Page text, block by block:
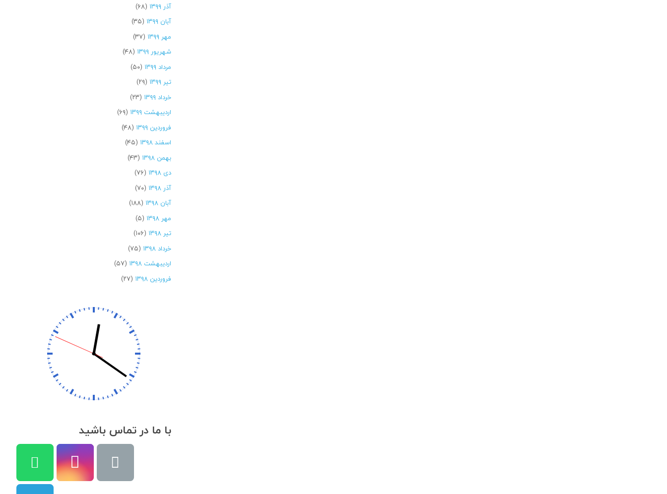
آذر ۱۳۹۹
(۶۸)
آبان ۱۳۹۹
(۳۵)
مهر ۱۳۹۹
(۳۷)
شهریور ۱۳۹۹
(۴۸)
مرداد ۱۳۹۹
(۵۰)
تیر ۱۳۹۹
(۲۹)
خرداد ۱۳۹۹
(۲۳)
اردیبهشت ۱۳۹۹
(۶۹)
فروردین ۱۳۹۹
(۴۸)
اسفند ۱۳۹۸
(۴۵)
بهمن ۱۳۹۸
(۴۳)
دی ۱۳۹۸
(۷۶)
آذر ۱۳۹۸
(۷۰)
آبان ۱۳۹۸
(۱۸۸)
مهر ۱۳۹۸
(۵)
تیر ۱۳۹۸
(۱۰۶)
خرداد ۱۳۹۸
(۷۵)
اردیبهشت ۱۳۹۸
(۵۷)
فروردین ۱۳۹۸
(۲۷)
با ما در تماس باشید